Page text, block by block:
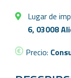
Lugar de
6, 03008
Precio: